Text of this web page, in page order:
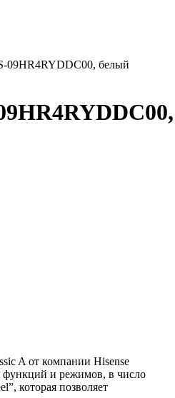
09HR4RYDDC00, белый
A от компании Hisense
функций и режимов, в число
которая позволяет